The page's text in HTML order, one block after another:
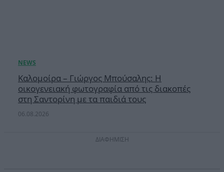
Καλομοίρα – Γιώργος Μπούσαλης: Η
οικογενειακή φωτογραφία από τις διακοπές
στη Σαντορίνη με τα παιδιά τους
06.08.2026
ΔΙΑΦΗΜΙΣΗ